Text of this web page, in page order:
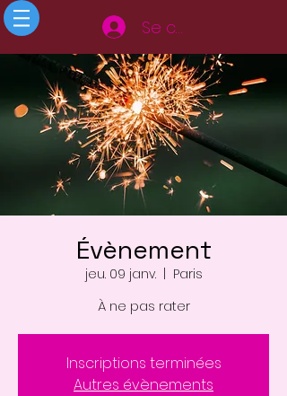
Se connecter
Évènement
jeu. 09 janv.
  |
Paris
À ne pas rater
Inscriptions terminées
Autres évènements